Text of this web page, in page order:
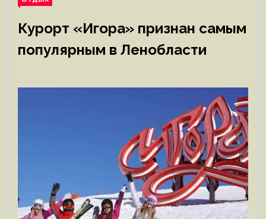
Курорт «Игора» признан самым
популярным в Ленобласти